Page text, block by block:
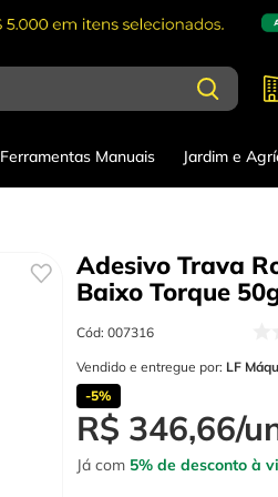
Ferramentas Manuais Jardim e
Adesivo Trava
Baixo Torque
Cód: 007316
Vendido e entregue por: LF
-5%
R$ 346,66/
Já com 5% de desconto à